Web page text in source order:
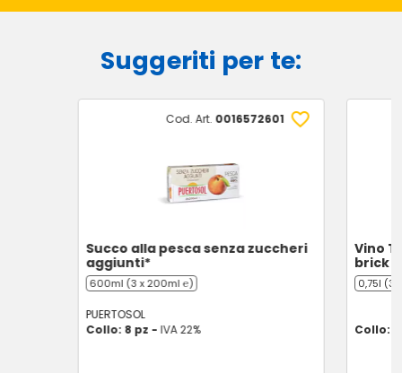
Suggeriti per te:
Cod. Art. 0016572601
Succo alla pesca senza zuccheri
aggiunti*
600ml (3 x 200ml ℮)
PUERTOSOL
Collo: 8 pz - IVA 22%
Vino
brick
0,75l (3
Collo: